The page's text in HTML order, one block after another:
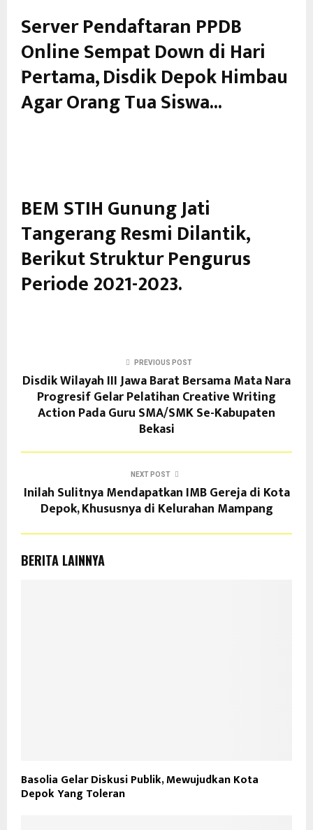
Server Pendaftaran PPDB
Online Sempat Down di Hari
Pertama, Disdik Depok Himbau
Agar Orang Tua Siswa...
BEM STIH Gunung Jati
Tangerang Resmi Dilantik,
Berikut Struktur Pengurus
Periode 2021-2023.
PREVIOUS POST
Disdik Wilayah III Jawa Barat Bersama Mata Nara
Progresif Gelar Pelatihan Creative Writing
Action Pada Guru SMA/SMK Se-Kabupaten
Bekasi
NEXT POST
Inilah Sulitnya Mendapatkan IMB Gereja di Kota
Depok, Khususnya di Kelurahan Mampang
BERITA LAINNYA
Basolia Gelar Diskusi Publik, Mewujudkan Kota
Depok Yang Toleran